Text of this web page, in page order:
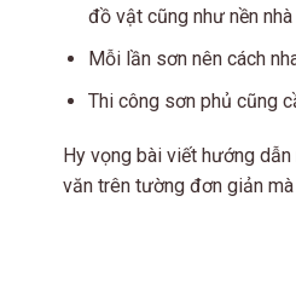
đồ vật cũng như nền
Mỗi lần sơn nên cách
Thi công sơn phủ cũng
Hy vọng bài viết hướng dẫn
văn trên tường đơn giản